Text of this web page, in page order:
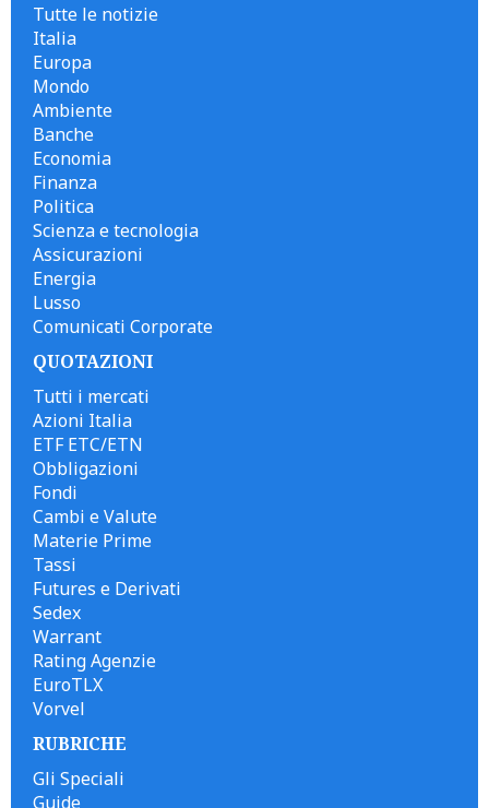
Tutte le notizie
Italia
Europa
Mondo
Ambiente
Banche
Economia
Finanza
Politica
Scienza e tecnologia
Assicurazioni
Energia
Lusso
Comunicati Corporate
QUOTAZIONI
Tutti i mercati
Azioni Italia
ETF ETC/ETN
Obbligazioni
Fondi
Cambi e Valute
Materie Prime
Tassi
Futures e Derivati
Sedex
Warrant
Rating Agenzie
EuroTLX
Vorvel
RUBRICHE
Gli Speciali
Guide